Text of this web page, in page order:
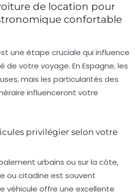
de location pour
confortable
une étape cruciale qui influence
votre voyage. En Espagne, les
mais les particularités des
influenceront votre
privilégier selon votre
urbains ou sur la côte,
ou citadine est souvent
véhicule offre une excellente